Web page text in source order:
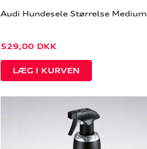
Audi Hundesele Størrelse Medium
529,00 DKK